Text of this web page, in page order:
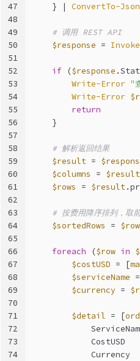
47
48
49
50
51
52
53
54
55
56
57
58
59
60
61
62
63
64
65
66
67
68
69
70
71
72
73
74
    } |
ConvertTo-Json
# 调用 REST API
$response =
if ($response
Write-Error "
Write-Error
return
    }
# 解析返回结果
$result =
$columns = $result
$rows = $result
# 按费用降序排列，取
$sortedRows =
foreach ($row in
$costUSD = [
$serviceName =
$currency =
$detail = [
CostUSD
Currency